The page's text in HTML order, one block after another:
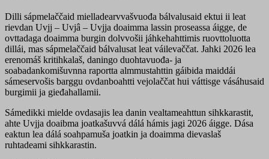
Dilli sápmelaččaid mielladearvvašvuođa bálvalusaid ektui ii leat
rievdan Uvjj – Uvjâ – Uvjja doaimma lassin proseassa áigge, de
ovttadaga doaimma burgin dolvvošii jáhkehahttimis ruovttoluotta
dillái, mas sápmelaččaid bálvalusat leat váilevaččat. Jahki 2026 lea
erenomáš kritihkalaš, daningo duohtavuođa- ja
soabadankomišuvnna raportta almmustahttin gáibida maiddái
sámeservošis barggu ovdanboahtti vejolaččat hui váttisge vásáhusaid
burgimii ja gieđahallamii.
Sámedikki mielde ovdasajis lea danin vealtameahttun sihkkarastit,
ahte Uvjja doaibma joatkašuvvá dálá hámis jagi 2026 áigge. Dása
eaktun lea dálá soahpamuša joatkin ja doaimma dievaslaš
ruhtadeami sihkkarastin.